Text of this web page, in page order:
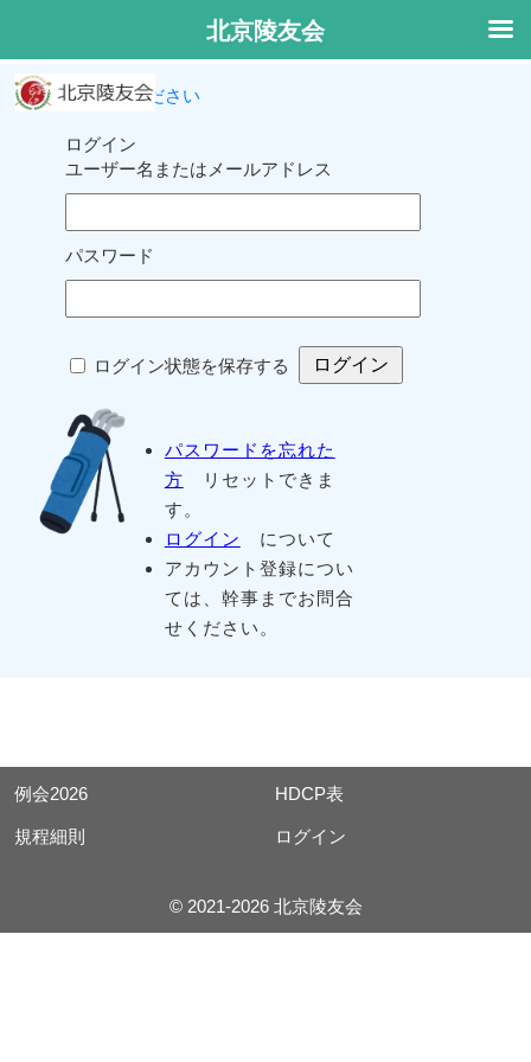
ログインしてください
ログイン
ユーザー名またはメールアドレス
パスワード
ログイン状態を保存する
パスワードを忘れた
方 リセットできま
す。
ログイン
について
アカウント登録につい
ては、幹事までお問合
せください。
例会2026 HDCP表
規程細則 ログイン
© 2021-2026 北京陵友会
北京陵友会